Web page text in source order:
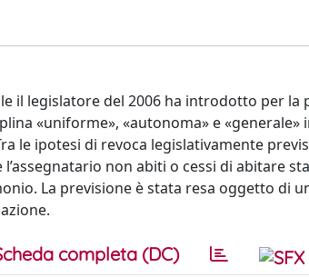
il legislatore del 2006 ha introdotto per
«uniforme», «autonoma» e «generale»
le ipotesi di revoca legislativamente
non abiti o cessi di abitare
La previsione è stata resa oggetto di
completa (DC)